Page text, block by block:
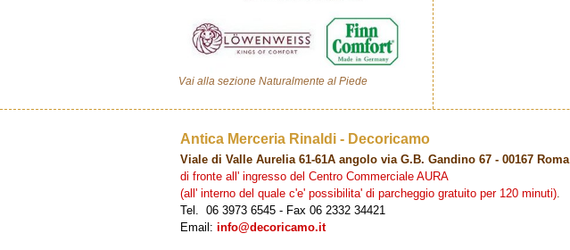
Vai alla sezione Naturalmente al Piede
Antica Merceria Rinaldi - Decoricamo
Viale di Valle Aurelia 61-61A angolo via G.B. Gandino 67 - 00167 Roma
di fronte all' ingresso del Centro Commerciale AURA
(all' interno del quale c'e' possibilita' di parcheggio gratuito per 120 minuti).
Tel. 06 3973 6545 - Fax 06 2332 34421
Email: info@decoricamo.it